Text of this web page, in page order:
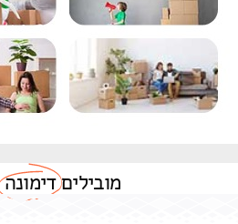
מוביליםדימונה